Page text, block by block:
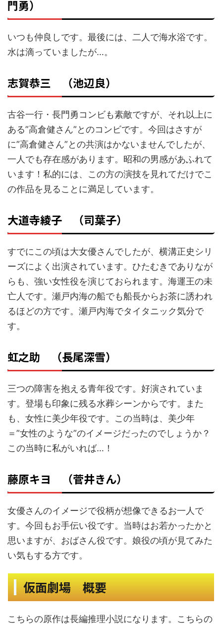
門勇）
いつも仲良しです。最後には、二人で海水浴です。
水は滴っていましたが…。
志賀恭三 （池辺良）
古谷一行・長門勇コンビも素敵ですが、それ以上に
ある”高倉健さん”とのコンビです。今回はさすが
に”高倉健さん”との共演はかないませんでしたが、
一人でも存在感があります。昭和の男感があふれて
います！私的には、この方の演技を見れてだけでこ
の作品を見ることに満足しています。
大道寺綾子 （司葉子）
すでにこの頃は大女優さんでしたが、 横溝正史シリ
ーズによく出演されています。ひたむきでありなが
らも、強い女性役を演じておられます。海運王の未
亡人です。瀬戸内海の船でも船長からお茶に誘われ
るほどの方です。瀬戸内海でタイタニック気分で
す。
虹之助 （長尾深雪）
三つの障害を抱える青年役です。好演されていま
す。登場も印象に残る水葬シーンからです。また
も、女性に美少年役です。この当時は、美少年
＝”女性のような”のイメージだったのでしょうか？
この当時に私がいれば…！
藤原キヨ （菅井きん）
女優さんのイメージで役柄が想像できるお一人で
す。今回もお手伝い役です。当時はお若かったかと
思いますが、おばさん役です。娘役の頃が見てみた
い気もする方です。
仮面劇場 概要
こちらの原作は長編推理小説になります。こちらの